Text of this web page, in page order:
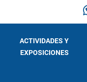
ACTIVIDADES Y
EXPOSICIONES